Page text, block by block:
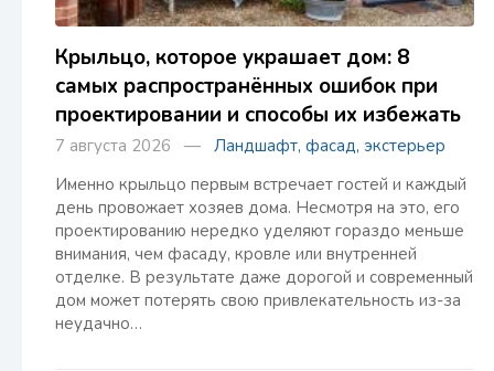
Крыльцо, которое украшает дом: 8
самых распространённых ошибок при
проектировании и способы их избежать
7 августа 2026 — Ландшафт, фасад, экстерьер
Именно крыльцо первым встречает гостей и каждый
день провожает хозяев дома. Несмотря на это, его
проектированию нередко уделяют гораздо меньше
внимания, чем фасаду, кровле или внутренней
отделке. В результате даже дорогой и современный
дом может потерять свою привлекательность из-за
неудачно…